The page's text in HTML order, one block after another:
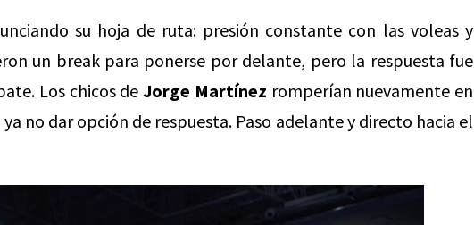
su hoja de ruta: presión constante con las voleas y
un break para ponerse por delante, pero la respuesta fue
Los chicos deJorge Martínez romperían nuevamente en
no dar opción de respuesta. Paso adelante y directo hacia el